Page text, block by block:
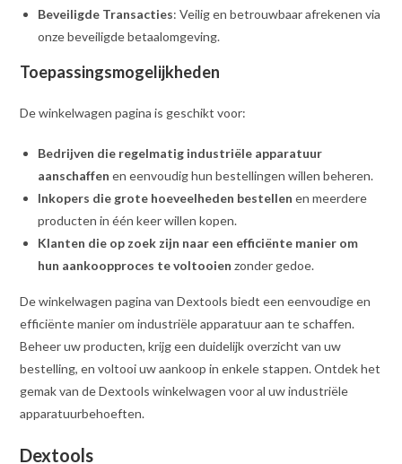
Beveiligde Transacties: Veilig en betrouwbaar afrekenen via
onze beveiligde betaalomgeving.
Toepassingsmogelijkheden
De winkelwagen pagina is geschikt voor:
Bedrijven die regelmatig industriële apparatuur
aanschaffen en eenvoudig hun bestellingen willen beheren.
Inkopers die grote hoeveelheden bestellen en meerdere
producten in één keer willen kopen.
Klanten die op zoek zijn naar een efficiënte manier om
hun aankoopproces te voltooien zonder gedoe.
De winkelwagen pagina van Dextools biedt een eenvoudige en
efficiënte manier om industriële apparatuur aan te schaffen.
Beheer uw producten, krijg een duidelijk overzicht van uw
bestelling, en voltooi uw aankoop in enkele stappen. Ontdek het
gemak van de Dextools winkelwagen voor al uw industriële
apparatuurbehoeften.
Dextools